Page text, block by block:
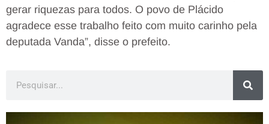
gerar riquezas para todos. O povo de Plácido
agradece esse trabalho feito com muito carinho pela
deputada Vanda”, disse o prefeito.